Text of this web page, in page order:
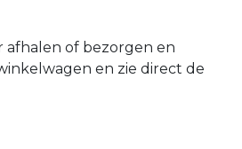
afhalen of bezorgen en
en zie direct de